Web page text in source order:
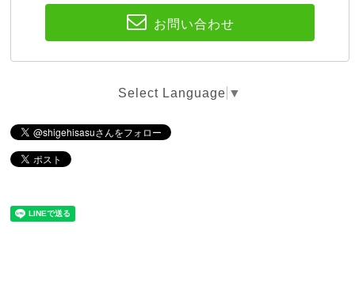
お問い合わせ
Select Language ▼